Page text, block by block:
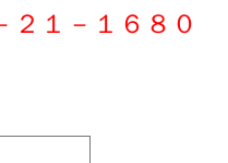
２１－１６８０